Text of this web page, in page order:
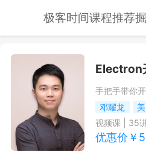
极客时间课程推荐
Electron
手把手带你
邓耀龙
视频课| 35
优惠价￥